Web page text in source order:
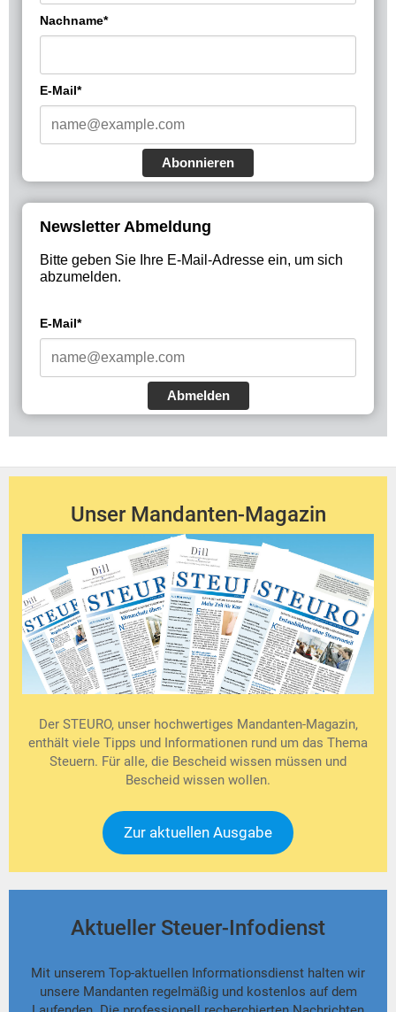
Nachname*
E-Mail*
Abonnieren
Newsletter Abmeldung
Bitte geben Sie Ihre E-Mail-Adresse ein, um sich
abzumelden.
E-Mail*
Abmelden
Unser Mandanten-Magazin
Der STEURO, unser hochwertiges Mandanten-Magazin,
enthält viele Tipps und Informationen rund um das Thema
Steuern. Für alle, die Bescheid wissen müssen und
Bescheid wissen wollen.
Zur aktuellen Ausgabe
Aktueller Steuer-Infodienst
Mit unserem Top-aktuellen Informationsdienst halten wir
unsere Mandanten regelmäßig und kostenlos auf dem